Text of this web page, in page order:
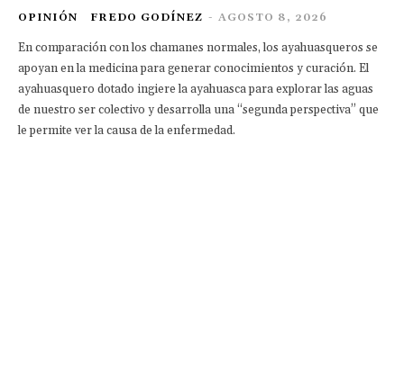
OPINIÓN FREDO GODÍNEZ - AGOSTO 8, 2026
En comparación con los chamanes normales, los ayahuasqueros se
apoyan en la medicina para generar conocimientos y curación. El
ayahuasquero dotado ingiere la ayahuasca para explorar las aguas
de nuestro ser colectivo y desarrolla una “segunda perspectiva” que
le permite ver la causa de la enfermedad.